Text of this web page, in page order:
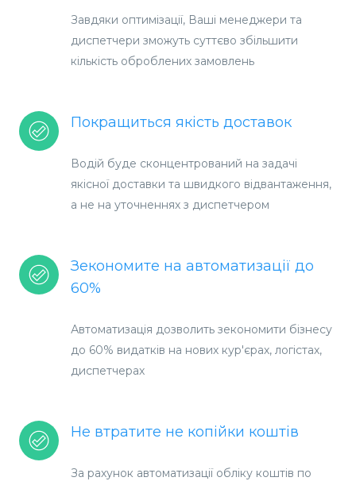
Завдяки оптимізації, Ваші менеджери та
диспетчери зможуть суттєво збільшити
кількість оброблених замовлень
Покращиться якість доставок
Водій буде сконцентрований на задачі
якісної доставки та швидкого відвантаження,
а не на уточненнях з диспетчером
Зекономите на автоматизації до
60%
Автоматизація дозволить зекономити бізнесу
до 60% видатків на нових кур'єрах, логістах,
диспетчерах
Не втратите не копійки коштів
За рахунок автоматизації обліку коштів по